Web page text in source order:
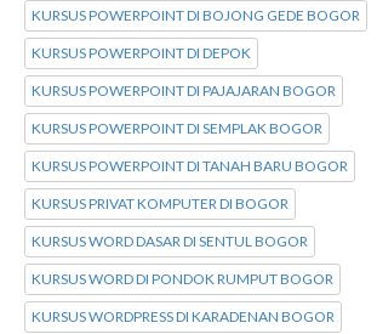
KURSUS POWERPOINT DI BOJONG GEDE BOGOR
KURSUS POWERPOINT DI DEPOK
KURSUS POWERPOINT DI PAJAJARAN BOGOR
KURSUS POWERPOINT DI SEMPLAK BOGOR
KURSUS POWERPOINT DI TANAH BARU BOGOR
KURSUS PRIVAT KOMPUTER DI BOGOR
KURSUS WORD DASAR DI SENTUL BOGOR
KURSUS WORD DI PONDOK RUMPUT BOGOR
KURSUS WORDPRESS DI KARADENAN BOGOR